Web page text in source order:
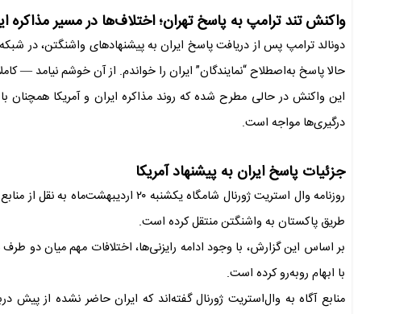
واکنش تند ترامپ به پاسخ تهران؛ اختلاف‌ها در مسیر مذاکره
دونالد ترامپ پس از دریافت پاسخ ایران به پیشنهادهای واشنگتن،
حالا پاسخ به‌اصطلاح “نمایندگان” ایران را خواندم. از آن خوشم نیامد —
این واکنش در حالی مطرح شده که روند مذاکره ایران و آمریکا همچنان
درگیری‌ها مواجه است.
جزئیات پاسخ ایران به پیشنهاد آمریکا
روزنامه وال استریت ژورنال شامگاه
طریق پاکستان به واشنگتن منتقل کرده است.
بر اساس این گزارش، با وجود ادامه رایزنی‌ها، اختلافات مهم میان دو
با ابهام روبه‌رو کرده است.
منابع آگاه به وال‌استریت ژورنال گفته‌اند که ایران حاضر نشده از پیش